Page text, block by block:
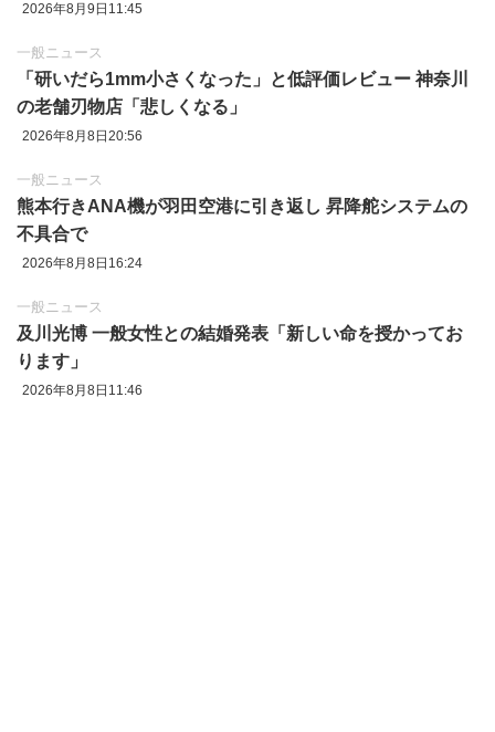
2026年8月9日11:45
一般ニュース
「研いだら1mm小さくなった」と低評価レビュー 神奈川
の老舗刃物店「悲しくなる」
2026年8月8日20:56
一般ニュース
熊本行きANA機が羽田空港に引き返し 昇降舵システムの
不具合で
2026年8月8日16:24
一般ニュース
及川光博 一般女性との結婚発表「新しい命を授かってお
ります」
2026年8月8日11:46